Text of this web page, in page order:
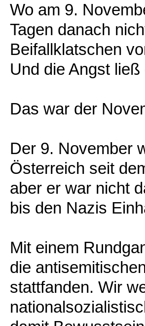
Wo am 9.
Tagen danach
Beifallklatschen
Und die Angst
Das war der
Der 9. November
Österreich seit
aber er war nicht
bis den Nazis
Mit einem
die
stattfanden. Wir